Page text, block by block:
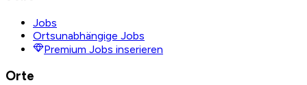
Jobs
Ortsunabhängige Jobs
Premium Jobs inserieren
Orte